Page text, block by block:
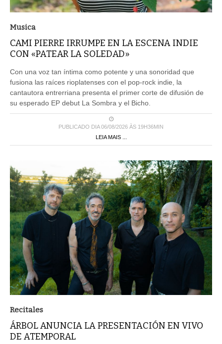
Musica
CAMI PIERRE IRRUMPE EN LA ESCENA INDIE
CON «PATEAR LA SOLEDAD»
Con una voz tan íntima como potente y una sonoridad que
fusiona las raíces rioplatenses con el pop-rock indie, la
cantautora entrerriana presenta el primer corte de difusión de
su esperado EP debut La Sombra y el Bicho.
PUBLICADO DIA 06/08/2026 ÀS 19H36MIN
LEIA MAIS ...
Recitales
ÁRBOL ANUNCIA LA PRESENTACIÓN EN VIVO
DE ATEMPORAL